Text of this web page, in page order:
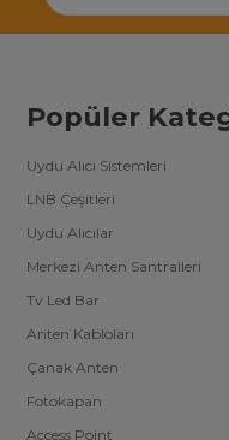
Popüler
Uydu Alıcı Sistemleri
LNB Çeşitleri
Uydu Alıcılar
Merkezi Anten Santralleri
Tv Led Bar
Anten Kabloları
Çanak Anten
Fotokapan
Access Point